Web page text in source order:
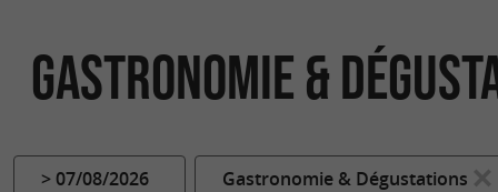
Gastronomie &
> 07/08/2026 Gastronomie & Dégustations